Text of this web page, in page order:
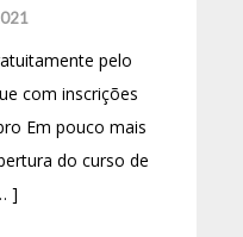
pelo
com inscrições
Em pouco mais
do curso de
]